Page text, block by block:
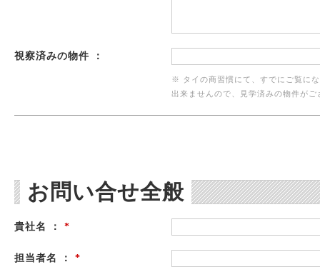
視察済みの物件 ：
※ タイの商習慣にて、すでにご覧に
出来ませんので、見学済みの物件が
お問い合せ全般
貴社名 ： *
担当者名 ： *